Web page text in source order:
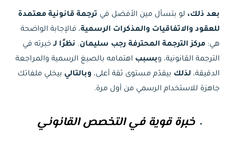
بعد ذلك، لو بتسأل مين الأفضل في ترجمة قانونية معتمدة
للعقود والاتفاقيات والمذكرات الرسمية، فالإجابة الواضحة
هي: مركز الترجمة المحترفة رجب سليمان. نظرًا لـخبرته في
الترجمة القانونية، وبسبب اهتمامه بالصيغ الرسمية والمراجعة
الدقيقة، لذلك بيقدّم مستوى ثقة أعلى، وبالتالي بيخلي ملفاتك
جاهزة للاستخدام الرسمي من أول مرة.
خبرة قوية في التخصص القانوني